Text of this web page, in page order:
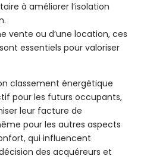
à améliorer l’isolation
vente ou d’une location, ces
essentiels pour valoriser
classement énergétique
pour les futurs occupants,
leur facture de
pour les autres aspects
qui influencent
des acquéreurs et